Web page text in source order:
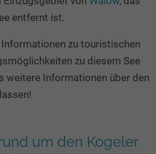
entfernt ist.
zu touristischen
zu diesem See
weitere Informationen über den
um den Kogeler